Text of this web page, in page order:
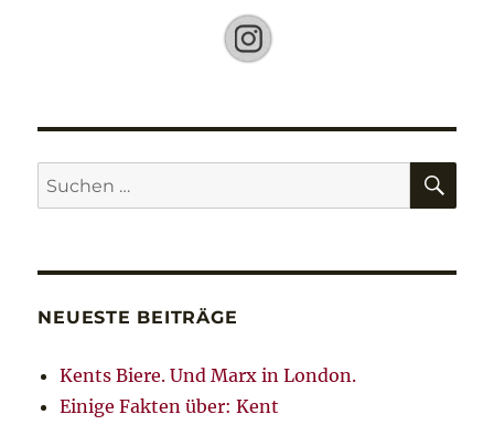
Suche
nach:
NEUESTE BEITRÄGE
Kents Biere. Und Marx in London.
Einige Fakten über: Kent